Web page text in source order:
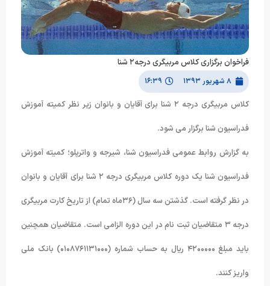
فراخوان برگزاری کلاس مربیگری درجه۲ شنا
۸ شهریور ۱۳۹۳ ۱۶:۳۹
کلاس مربیگری درجه ۲ شنا برای آقایان و بانوان زیر نظر کمیته آموزش
فدراسیون شنا برگزار می شود.
به گزارش روابط عمومی فدراسیون شنا، شیرجه و واترپلو؛ کمیته آموزش
فدراسیون شنا یک دوره کلاس مربیگری درجه ۲ شنا برای آقایان و بانوان
در نظر گرفته است. گذشتن سه سال (۳۶ماه تمام) از تاریخ کارت مربیگری
درجه ۳ متقاضیان ثبت نام در این دوره الزامی است. متقاضیان همچنین
باید مبلغ ۴۲۰۰۰۰۰ ریال به حساب شماره (۰۱۰۸۷۶۱۱۳۱۰۰۰) بانک ملی
واریز کنند.